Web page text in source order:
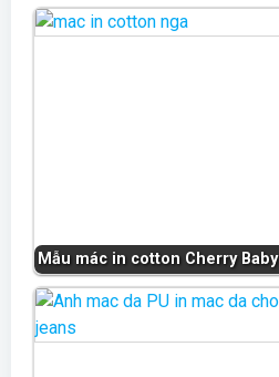
Mẫu mác in cotton Cherry Baby